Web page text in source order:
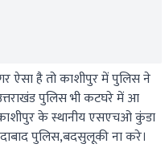
ऐसा है तो काशीपुर में पुलिस ने
पुलिस भी कटघरे में आ
के स्थानीय एसएचओ कुंडा
पुलिस,बदसुलूकी ना करे।